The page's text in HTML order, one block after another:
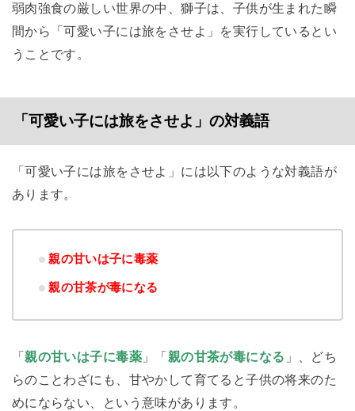
弱肉強食の厳しい世界の中、獅子は、子供が生まれた瞬
間から「可愛い子には旅をさせよ」を実行しているとい
うことです。
「可愛い子には旅をさせよ」の対義語
「可愛い子には旅をさせよ」には以下のような対義語が
あります。
親の甘いは子に毒薬
親の甘茶が毒になる
「親の甘いは子に毒薬」「親の甘茶が毒になる 」、どち
らのことわざにも、甘やかして育てると子供の将来のた
めにならない、という意味があります。